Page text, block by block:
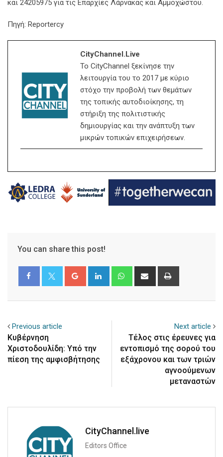
και 24205975 για τις Επαρχίες Λάρνακας και Αμμοχώστου.
Πηγή: Reportercy
CityChannel.live
Το CityChannel ξεκίνησε την
λειτουργία του το 2017 με κύριο
στόχο την προβολή των θεμάτων
της τοπικής αυτοδιοίκησης, τη
στήριξη της πολιτιστικής
δημιουργίας και την ανάπτυξη των
μικρών τοπικών επιχειρήσεων.
You can share this post!
Google+ LinkedIn WhatsappShare
Previous article
Κυβέρνηση
Χριστοδουλίδη: Υπό την
πίεση της αμφισβήτησης
Next article
Τέλος στις έρευνες για
εντοπισμό της σορού του
εξάχρονου και των τριών
αγνοούμενων
μεταναστών
CityChannel.live
Editors Office